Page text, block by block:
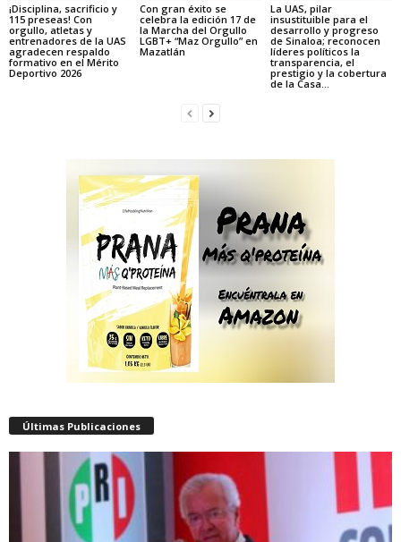
¡Disciplina, sacrificio y
115 preseas! Con
orgullo, atletas y
entrenadores de la UAS
agradecen respaldo
formativo en el Mérito
Deportivo 2026
Con gran éxito se
celebra la edición 17 de
la Marcha del Orgullo
LGBT+ “Maz Orgullo” en
Mazatlán
La UAS, pilar
insustituible para el
desarrollo y progreso
de Sinaloa; reconocen
líderes políticos la
transparencia, el
prestigio y la cobertura
de la Casa...
Últimas Publicaciones